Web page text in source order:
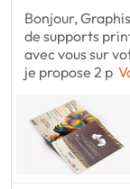
Bonjour,
de supports
avec vous sur
je propose 2 p